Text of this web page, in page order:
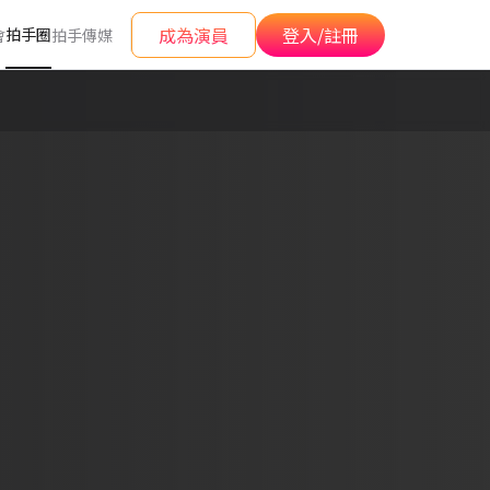
拍手圈拍手傳媒 成為演員 登入/註冊